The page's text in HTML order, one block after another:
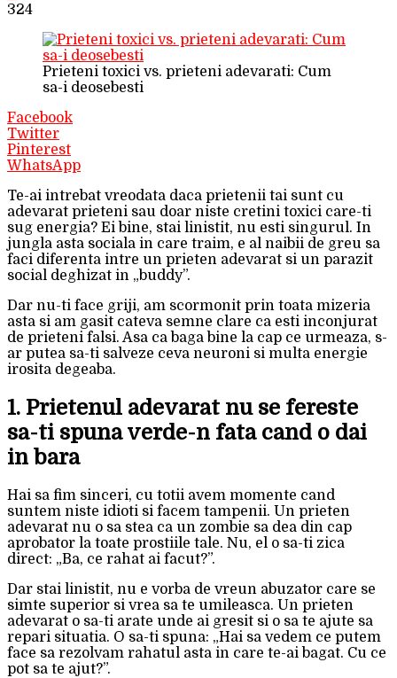
324
Prieteni toxici vs. prieteni adevarati: Cum
sa-i deosebesti
Facebook
Twitter
Pinterest
WhatsApp
Te-ai intrebat vreodata daca prietenii tai sunt cu
adevarat prieteni sau doar niste cretini toxici care-ti
sug energia? Ei bine, stai linistit, nu esti singurul. In
jungla asta sociala in care traim, e al naibii de greu sa
faci diferenta intre un prieten adevarat si un parazit
social deghizat in „buddy”.
Dar nu-ti face griji, am scormonit prin toata mizeria
asta si am gasit cateva semne clare ca esti inconjurat
de prieteni falsi. Asa ca baga bine la cap ce urmeaza, s-
ar putea sa-ti salveze ceva neuroni si multa energie
irosita degeaba.
1. Prietenul adevarat nu se fereste
sa-ti spuna verde-n fata cand o dai
in bara
Hai sa fim sinceri, cu totii avem momente cand
suntem niste idioti si facem tampenii. Un prieten
adevarat nu o sa stea ca un zombie sa dea din cap
aprobator la toate prostiile tale. Nu, el o sa-ti zica
direct: „Ba, ce rahat ai facut?”.
Dar stai linistit, nu e vorba de vreun abuzator care se
simte superior si vrea sa te umileasca. Un prieten
adevarat o sa-ti arate unde ai gresit si o sa te ajute sa
repari situatia. O sa-ti spuna: „Hai sa vedem ce putem
face sa rezolvam rahatul asta in care te-ai bagat. Cu ce
pot sa te ajut?”.